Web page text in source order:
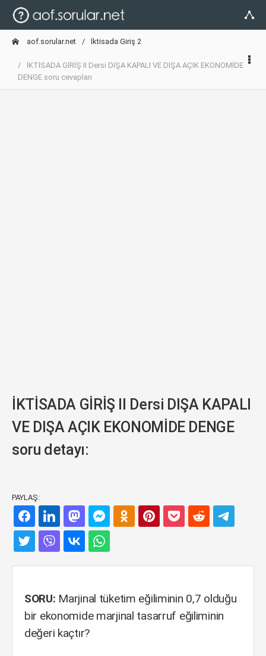
aof.sorular.net İktisada Giriş 2
İKTİSADA GİRİŞ II Dersi DIŞA KAPALI VE DIŞA AÇIK EKONOMİDE
DENGE soru cevapları
İKTİSADA GİRİŞ II Dersi DIŞA KAPALI
VE DIŞA AÇIK EKONOMİDE DENGE
soru detayı:
PAYLAŞ:
SORU: Marjinal tüketim eğiliminin 0,7 olduğu
bir ekonomide marjinal tasarruf eğiliminin
değeri kaçtır?